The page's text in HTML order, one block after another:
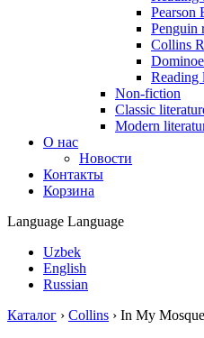
Pearson
Penguin
Collins
Reading
Non-fiction
Classic
Modern
О нас
Новости
Контакты
Корзина
Language Language
Uzbek
English
Russian
Каталог › Collins › In My Mosque